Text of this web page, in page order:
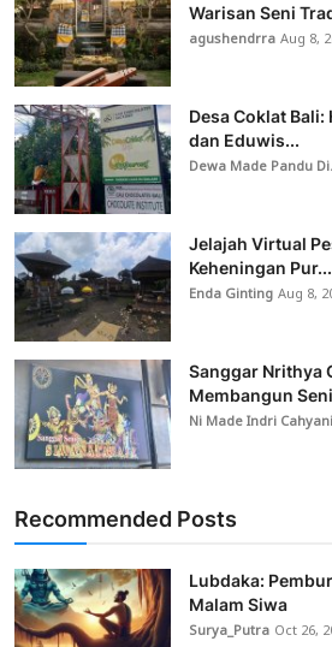
Warisan Seni
agushendrraAug 8,
Desa Coklat Bali:
dan Eduwis...
Dewa Made Pandu
Jelajah Virtual
Keheningan Pur...
Enda GintingAug 8,
Sanggar Nrithya
Membangun
Ni Made Indri Cahyani
Recommended Posts
Lubdaka:
Malam Siwa
Surya_Putra Oct 26,